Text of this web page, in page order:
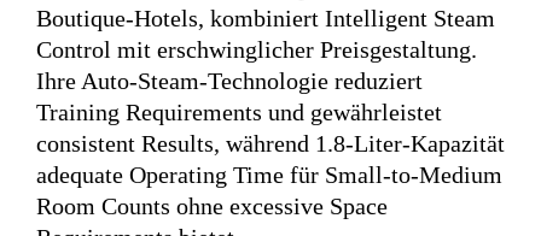
Boutique-Hotels, kombiniert Intelligent Steam
Control mit erschwinglicher Preisgestaltung.
Ihre Auto-Steam-Technologie reduziert
Training Requirements und gewährleistet
consistent Results, während 1.8-Liter-Kapazität
adequate Operating Time für Small-to-Medium
Room Counts ohne excessive Space